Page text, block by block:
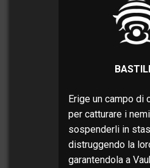
Erige un campo di
per catturare i
sospenderli in
distruggendo la
garantendola a